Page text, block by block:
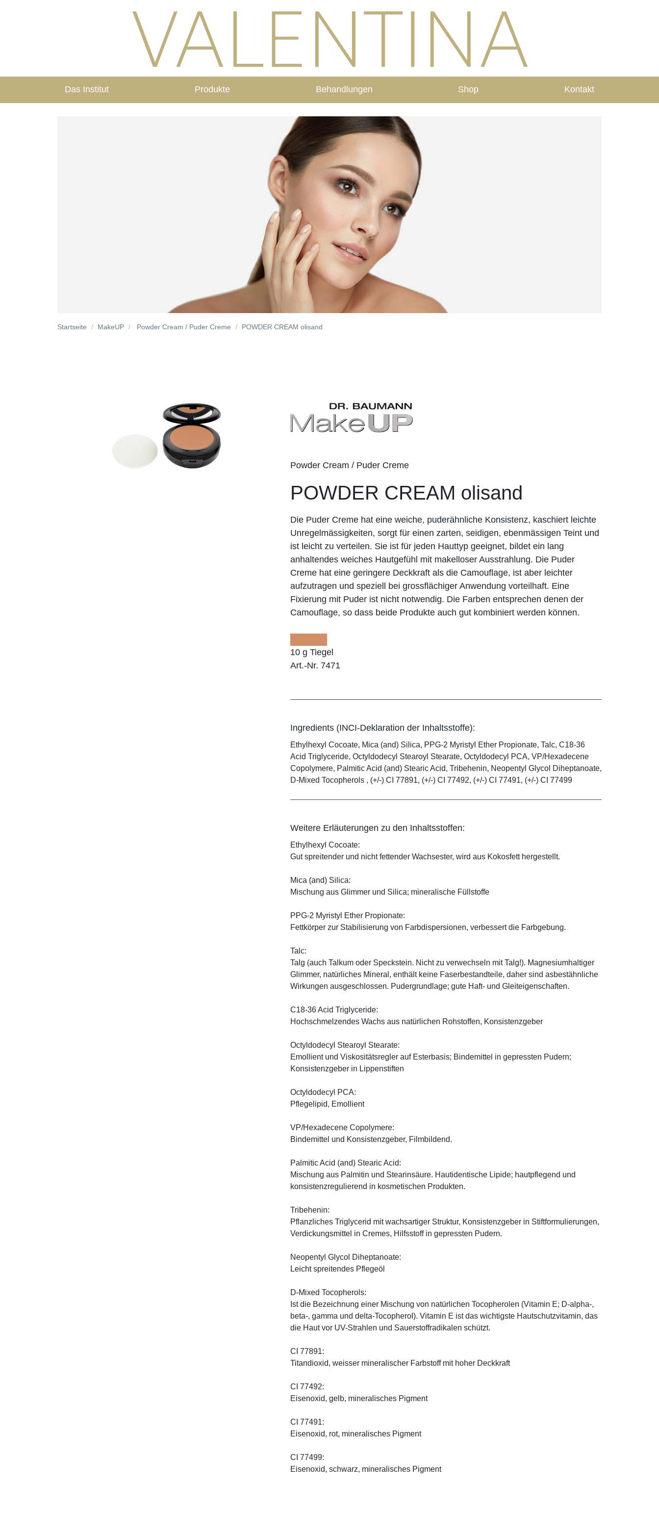
Das Institut Produkte Behandlungen Shop Kontakt
Startseite MakeUP Powder Cream / Puder Creme POWDER CREAM olisand
Powder Cream / Puder Creme
POWDER CREAM olisand
Die Puder Creme hat eine weiche, puderähnliche Konsistenz, kaschiert leichte
Unregelmässigkeiten, sorgt für einen zarten, seidigen, ebenmässigen Teint und
ist leicht zu verteilen. Sie ist für jeden Hauttyp geeignet, bildet ein lang
anhaltendes weiches Hautgefühl mit makelloser Ausstrahlung. Die Puder
Creme hat eine geringere Deckkraft als die Camouflage, ist aber leichter
aufzutragen und speziell bei grossflächiger Anwendung vorteilhaft. Eine
Fixierung mit Puder ist nicht notwendig. Die Farben entsprechen denen der
Camouflage, so dass beide Produkte auch gut kombiniert werden können.
10 g Tiegel
Art.-Nr. 7471
Ingredients (INCI-Deklaration der Inhaltsstoffe):
Ethylhexyl Cocoate, Mica (and) Silica, PPG-2 Myristyl Ether Propionate, Talc, C18-36
Acid Triglyceride, Octyldodecyl Stearoyl Stearate, Octyldodecyl PCA, VP/Hexadecene
Copolymere, Palmitic Acid (and) Stearic Acid, Tribehenin, Neopentyl Glycol Diheptanoate,
D-Mixed Tocopherols , (+/-) CI 77891, (+/-) CI 77492, (+/-) CI 77491, (+/-) CI 77499
Weitere Erläuterungen zu den Inhaltsstoffen:
Ethylhexyl Cocoate:
Gut spreitender und nicht fettender Wachsester, wird aus Kokosfett hergestellt.
Mica (and) Silica:
Mischung aus Glimmer und Silica; mineralische Füllstoffe
PPG-2 Myristyl Ether Propionate:
Fettkörper zur Stabilisierung von Farbdispersionen, verbessert die Farbgebung.
Talc:
Talg (auch Talkum oder Speckstein. Nicht zu verwechseln mit Talg!). Magnesiumhaltiger
Glimmer, natürliches Mineral, enthält keine Faserbestandteile, daher sind asbestähnliche
Wirkungen ausgeschlossen. Pudergrundlage; gute Haft- und Gleiteigenschaften.
C18-36 Acid Triglyceride:
Hochschmelzendes Wachs aus natürlichen Rohstoffen, Konsistenzgeber
Octyldodecyl Stearoyl Stearate:
Emollient und Viskositätsregler auf Esterbasis; Bindemittel in gepressten Pudern;
Konsistenzgeber in Lippenstiften
Octyldodecyl PCA:
Pflegelipid, Emollient
VP/Hexadecene Copolymere:
Bindemittel und Konsistenzgeber, Filmbildend.
Palmitic Acid (and) Stearic Acid:
Mischung aus Palmitin und Stearinsäure. Hautidentische Lipide; hautpflegend und
konsistenzregulierend in kosmetischen Produkten.
Tribehenin:
Pflanzliches Triglycerid mit wachsartiger Struktur, Konsistenzgeber in Stiftformulierungen,
Verdickungsmittel in Cremes, Hilfsstoff in gepressten Pudern.
Neopentyl Glycol Diheptanoate:
Leicht spreitendes Pflegeöl
D-Mixed Tocopherols:
Ist die Bezeichnung einer Mischung von natürlichen Tocopherolen (Vitamin E; D-alpha-,
beta-, gamma und delta-Tocopherol). Vitamin E ist das wichtigste Hautschutzvitamin, das
die Haut vor UV-Strahlen und Sauerstoffradikalen schützt.
CI 77891:
Titandioxid, weisser mineralischer Farbstoff mit hoher Deckkraft
CI 77492:
Eisenoxid, gelb, mineralisches Pigment
CI 77491:
Eisenoxid, rot, mineralisches Pigment
CI 77499:
Eisenoxid, schwarz, mineralisches Pigment